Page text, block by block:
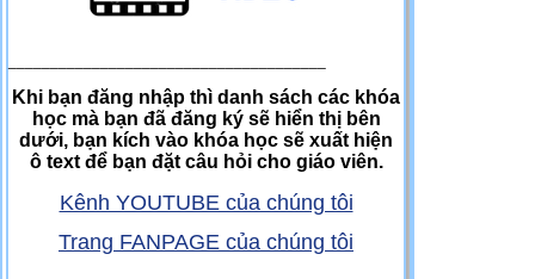
Khi bạn đăng nhập thì danh sách các khóa
học mà bạn đã đăng ký sẽ hiển thị bên
dưới, bạn kích vào khóa học sẽ xuất hiện
ô text để bạn đặt câu hỏi cho giáo viên.
Kênh YOUTUBE của chúng tôi
Trang FANPAGE của chúng tôi